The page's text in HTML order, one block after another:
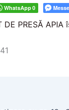
WhatsApp0
DE PRESĂ